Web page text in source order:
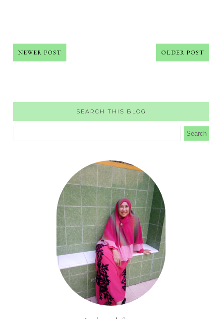
NEWER POST OLDER POST
SEARCH THIS BLOG